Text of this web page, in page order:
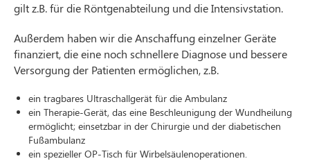
gilt z.B. für die Röntgenabteilung und die Intensivstation.
Außerdem haben wir die Anschaffung einzelner Geräte
finanziert, die eine noch schnellere Diagnose und bessere
Versorgung der Patienten ermöglichen, z.B.
ein tragbares Ultraschallgerät für die Ambulanz
ein Therapie-Gerät, das eine Beschleunigung der Wundheilung
ermöglicht; einsetzbar in der Chirurgie und der diabetischen
Fußambulanz
ein spezieller OP-Tisch für Wirbelsäulenoperationen.